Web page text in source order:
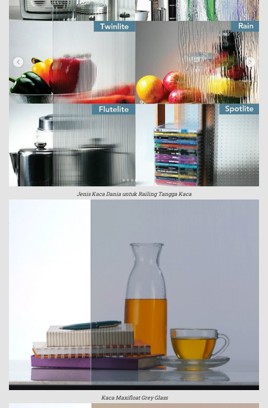
Jenis Kaca Dania untuk Railing Tangga Kaca
Kaca Maxifloat Grey Glass